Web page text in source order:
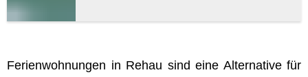
Ferienwohnungen in Rehau sind eine Alternative für